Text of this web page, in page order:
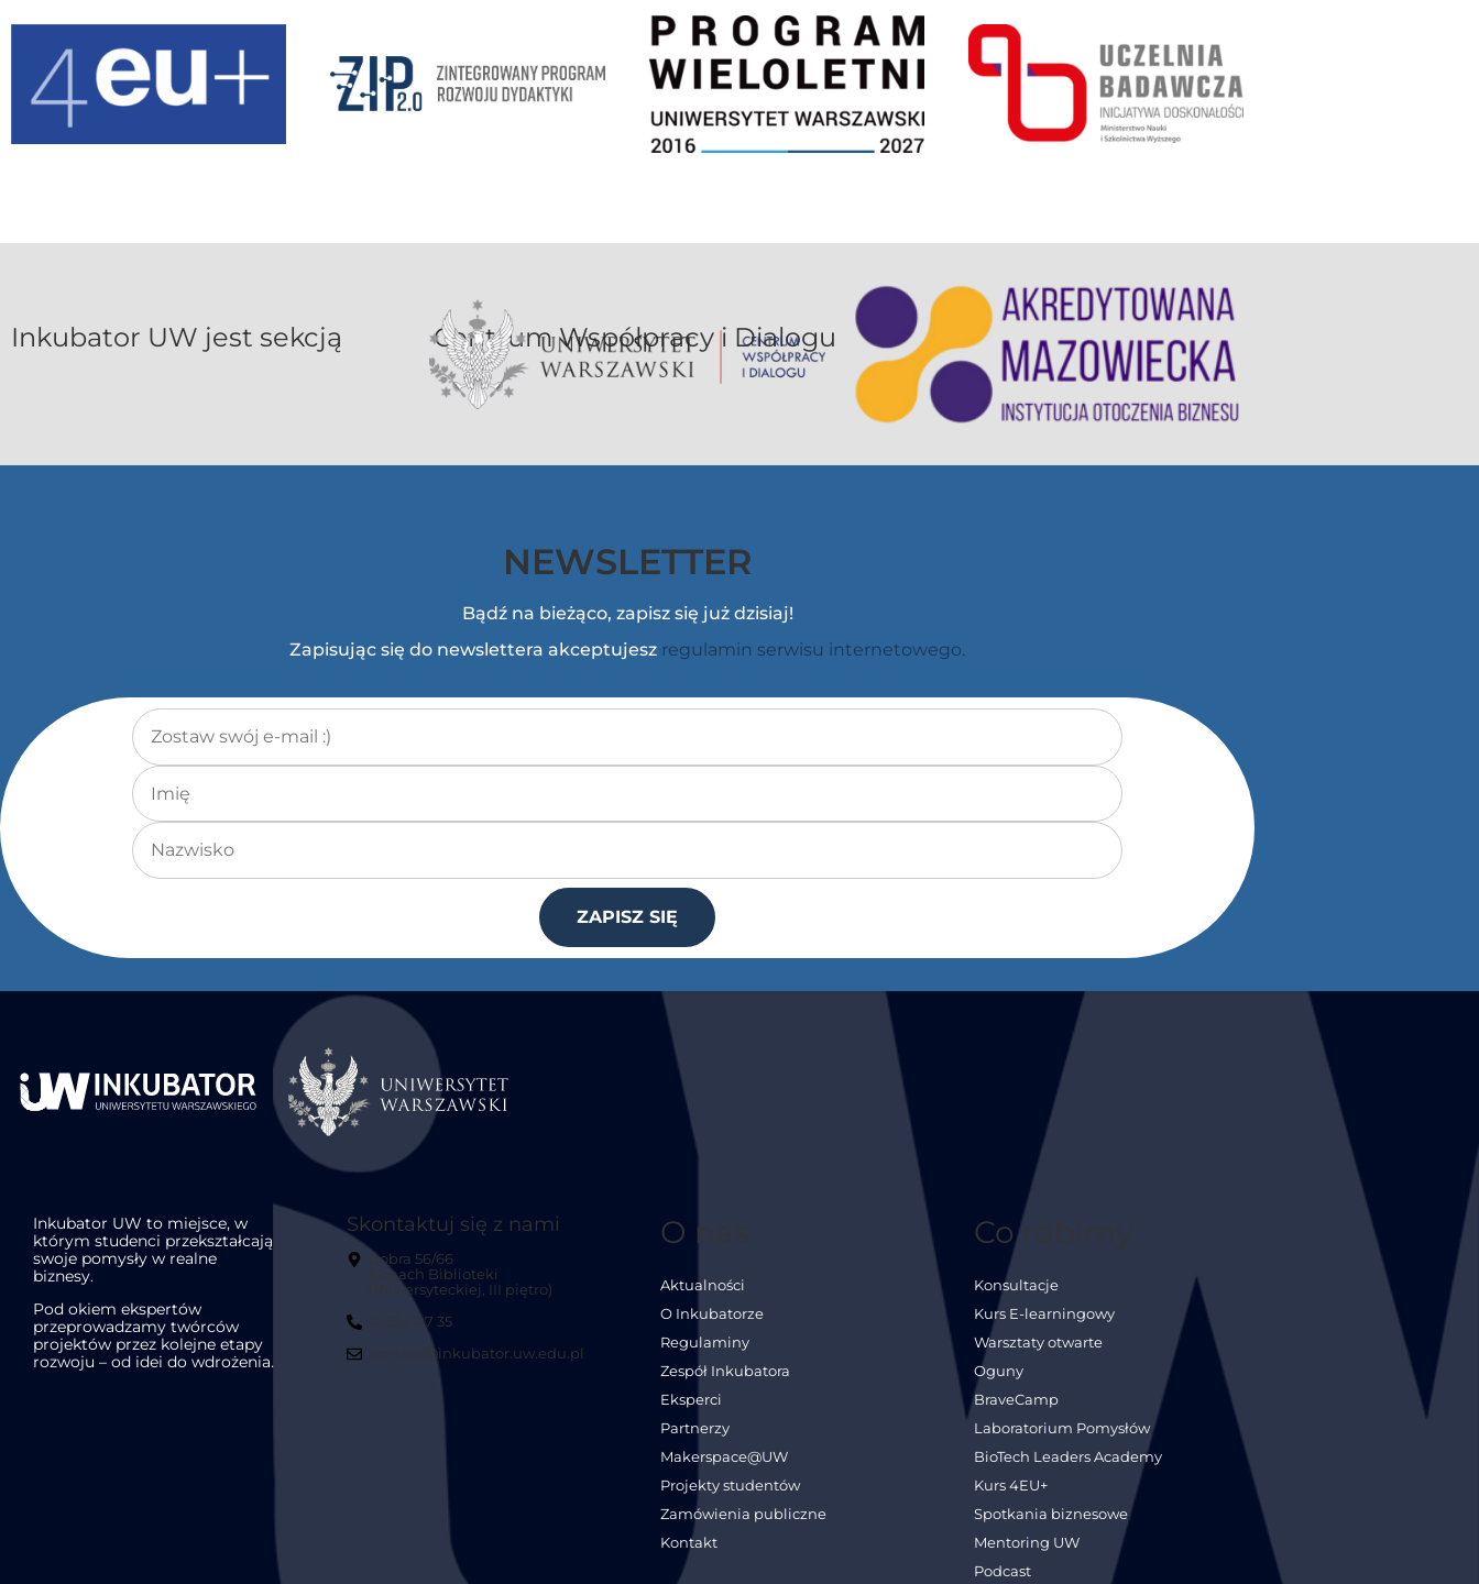
Inkubator UW jest sekcją Centrum Współpracy i Dialogu
NEWSLETTER
Bądź na bieżąco, zapisz się już dzisiaj!
Zapisując się do newslettera akceptujesz regulamin serwisu internetowego.
Adres e-mail*
Imię
Nazwisko
ZAPISZ SIĘ
Inkubator UW to miejsce, w
którym studenci przekształcają
swoje pomysły w realne
biznesy.
Pod okiem ekspertów
przeprowadzamy twórców
projektów przez kolejne etapy
rozwoju – od idei do wdrożenia.
Skontaktuj się z nami
Dobra 56/66
(Gmach Biblioteki
Uniwersyteckiej, III piętro)
22 554 07 35
kontakt@inkubator.uw.edu.pl
O nas
Aktualności
O Inkubatorze
Regulaminy
Zespół Inkubatora
Eksperci
Partnerzy
Makerspace@UW
Projekty studentów
Zamówienia publiczne
Kontakt
Co robimy
Konsultacje
Kurs E-learningowy
Warsztaty otwarte
Oguny
BraveCamp
Laboratorium Pomysłów
BioTech Leaders Academy
Kurs 4EU+
Spotkania biznesowe
Mentoring UW
Podcast